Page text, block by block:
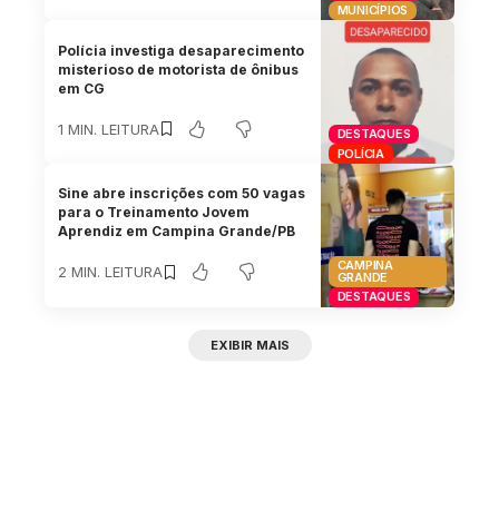
MUNICÍPIOS
DESTAQUES
POLÍCIA
Polícia investiga desaparecimento
misterioso de motorista de ônibus
em CG
1 MIN. LEITURA
CAMPINA
GRANDE
DESTAQUES
Sine abre inscrições com 50 vagas
para o Treinamento Jovem
Aprendiz em Campina Grande/PB
2 MIN. LEITURA
EXIBIR MAIS